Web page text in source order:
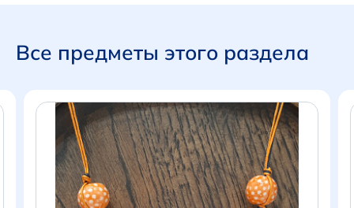
Все предметы этого раздела